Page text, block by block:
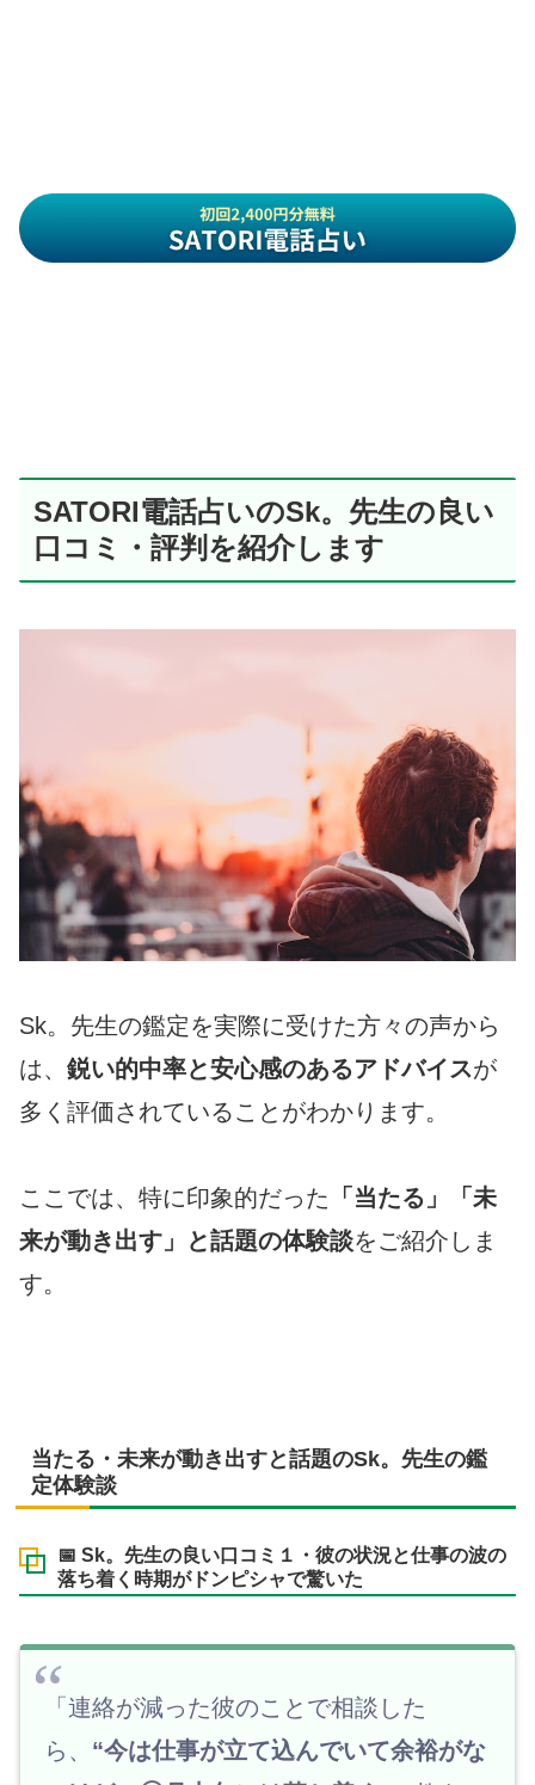
SATORI電話占いのSk。先生の良い
口コミ・評判を紹介します
Sk。先生の鑑定を実際に受けた方々の声から
は、 鋭い的中率と安心感のあるアドバイスが
多く評価されていることがわかります。
ここでは、特に印象的だった 「当たる」「未
来が動き出す」と話題の体験談をご紹介しま
す。
当たる・未来が動き出すと話題のSk。先生の鑑
定体験談
📅 Sk。先生の良い口コミ１・彼の状況と仕事の波の
落ち着く時期がドンピシャで驚いた
「連絡が減った彼のことで相談した
ら、 “今は仕事が立て込んでいて余裕がな